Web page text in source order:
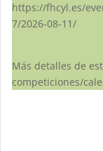
https://fhcyl.es/
7/2026-08-11/
Más detalles de
competiciones/